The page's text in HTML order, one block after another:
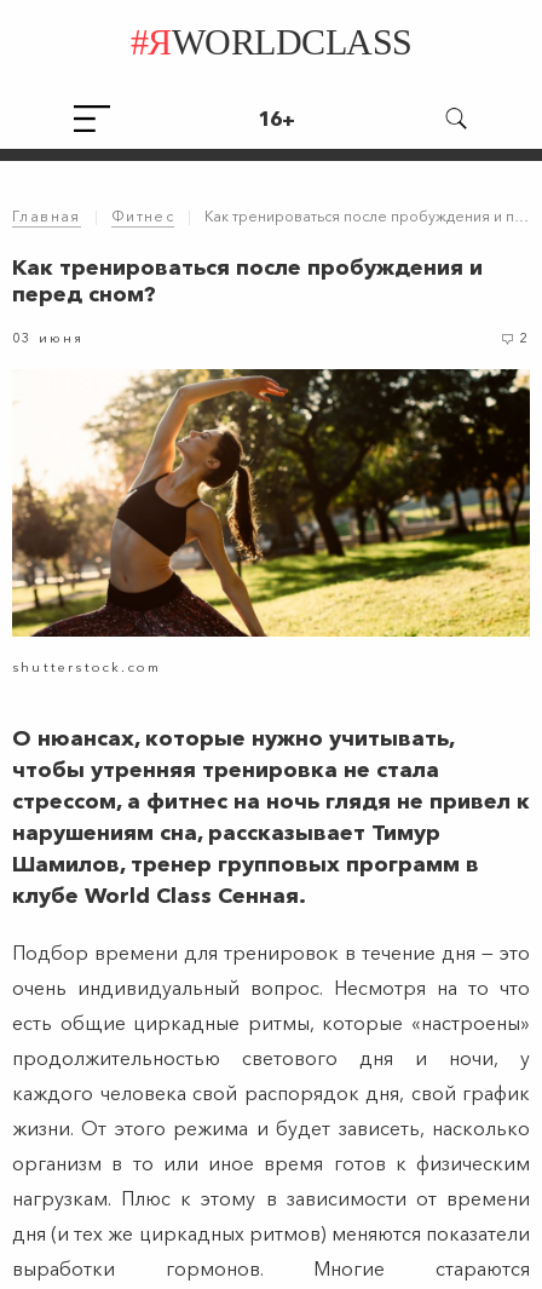
#ЯWORLDCLASS
16+
Главная | Фитнес | Как тренироваться после пробуждения и перед сном?
Как тренироваться после пробуждения и
перед сном?
03 июня 2
shutterstock.com
О нюансах, которые нужно учитывать,
чтобы утренняя тренировка не стала
стрессом, а фитнес на ночь глядя не привел к
нарушениям сна, рассказывает Тимур
Шамилов, тренер групповых программ в
клубе World Class Сенная.
Подбор времени для тренировок в течение дня — это
очень индивидуальный вопрос. Несмотря на то что
есть общие циркадные ритмы, которые «настроены»
продолжительностью светового дня и ночи, у
каждого человека свой распорядок дня, свой график
жизни. От этого режима и будет зависеть, насколько
организм в то или иное время готов к физическим
нагрузкам. Плюс к этому в зависимости от времени
дня (и тех же циркадных ритмов) меняются показатели
выработки гормонов. Многие стараются